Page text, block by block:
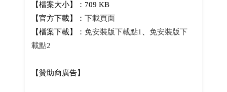
【檔案大小】：709 KB
【官方下載】： 下載頁面
【檔案下載】： 免安裝版下載點1、 免安裝版下
載點2
【贊助商廣告】